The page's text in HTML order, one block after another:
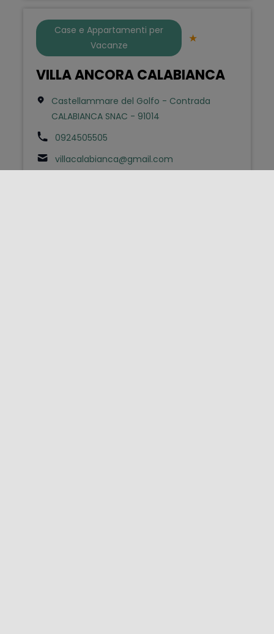
Case e Appartamenti per
Vacanze
VILLA ANCORA CALABIANCA
Castellammare del Golfo - Contrada
CALABIANCA SNAC - 91014
0924505505
villacalabianca@gmail.com